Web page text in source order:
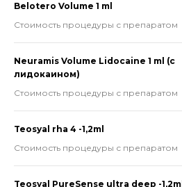
Belotero Volume 1 ml
Стоимость процедуры с препаратом
Neuramis Volume Lidocaine 1 ml (с
лидокаином)
Стоимость процедуры с препаратом
Teosyal rha 4 -1,2ml
Стоимость процедуры с препаратом
Teosyal PureSense ultra deep -1,2ml